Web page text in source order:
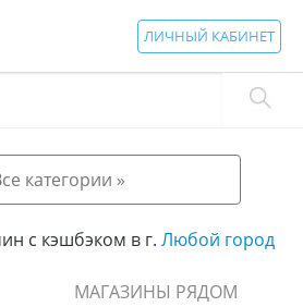
ЛИЧНЫЙ КАБИНЕТ
категории »
с кэшбэком в г. Любой город
МАГАЗИНЫ РЯДОМ